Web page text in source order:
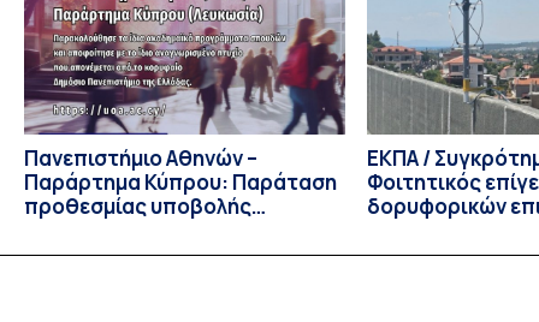
Πολιτικών Επιστημών, Καθηγητής Νικόλαος Ηρειώτης, και ο
Πρόεδρος του Τμήματος […]
Πανεπιστήμιο Αθηνών –
Παράρτημα Κύπρου: Παράταση
προθεσμίας υποβολής
υποψηφίων
ΕΚΠΑ /
Φοιτητικός
δορυφορικών